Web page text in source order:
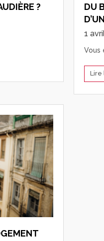
?
DU
1
Vous
Lire